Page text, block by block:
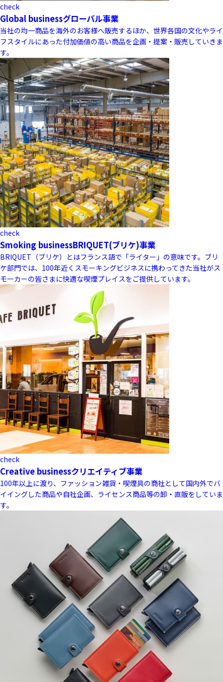
check
Global businessグローバル事業
当社の均一商品を海外のお客様へ販売するほか、世界各国の文化やライ
フスタイルにあった付加価値の高い商品を企画・提案・販売していきま
す。
check
Smoking businessBRIQUET(ブリケ)事業
BRIQUET（ブリケ）とはフランス語で「ライター」の意味です。ブリ
ケ部門では、100年近くスモーキングビジネスに携わってきた当社がス
モーカーの皆さまに快適な喫煙プレイスをご提供しています。
check
Creative businessクリエイティブ事業
100年以上に渡り、ファッション雑貨・喫煙具の商社として国内外でバ
イイングした商品や自社企画、ライセンス商品等の卸・直販をしていま
す。